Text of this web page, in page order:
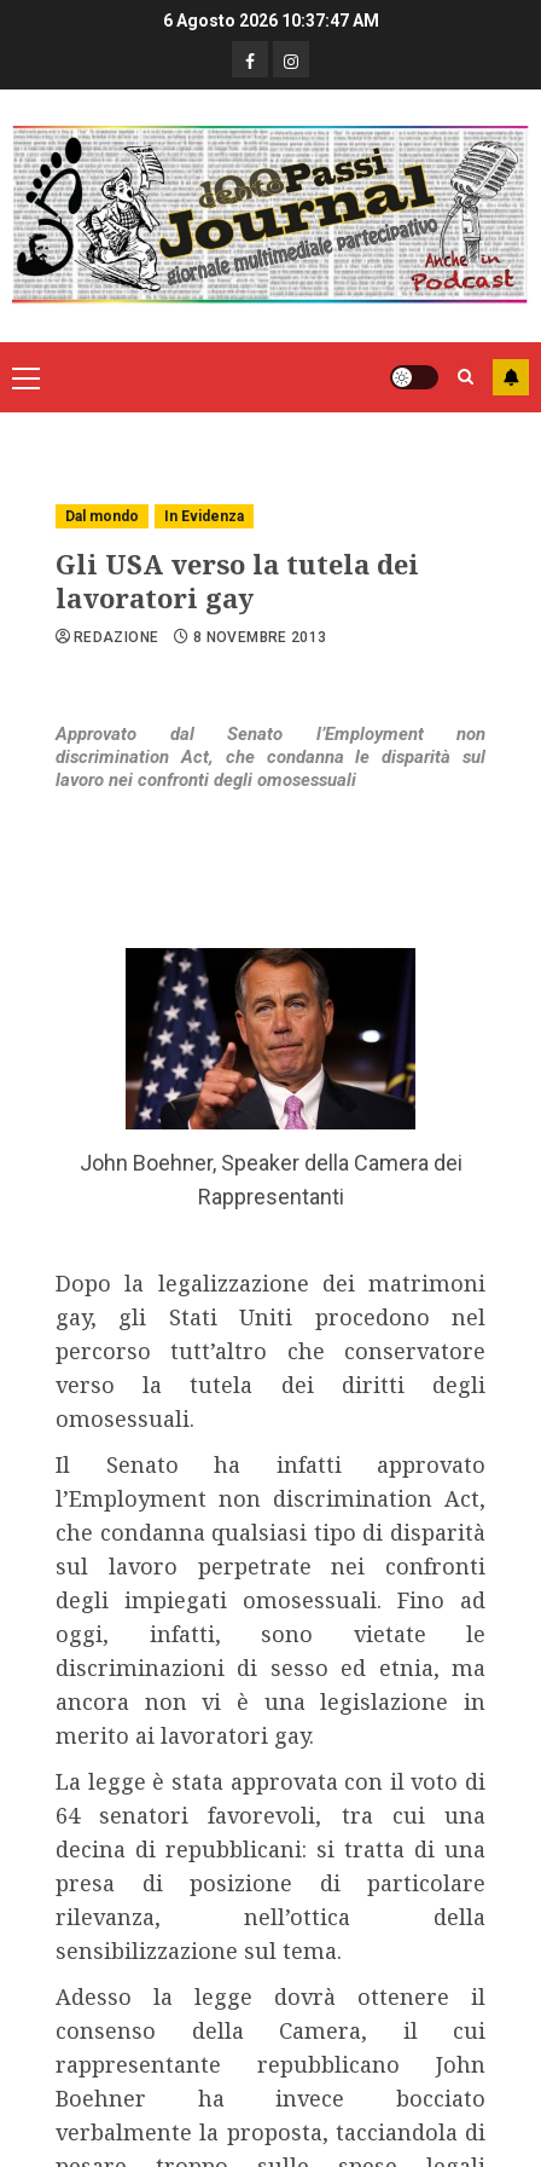
6 Agosto 2026 10:37:47 AM
Dal mondo In Evidenza
Gli USA verso la tutela dei
lavoratori gay
REDAZIONE 8 NOVEMBRE 2013
Approvato dal Senato l’Employment non
discrimination Act, che condanna le disparità sul
lavoro nei confronti degli omosessuali
John Boehner, Speaker della Camera dei
Rappresentanti
Dopo la legalizzazione dei matrimoni
gay, gli Stati Uniti procedono nel
percorso tutt’altro che conservatore
verso la tutela dei diritti degli
omosessuali.
Il Senato ha infatti approvato
l’Employment non discrimination Act,
che condanna qualsiasi tipo di disparità
sul lavoro perpetrate nei confronti
degli impiegati omosessuali. Fino ad
oggi, infatti, sono vietate le
discriminazioni di sesso ed etnia, ma
ancora non vi è una legislazione in
merito ai lavoratori gay.
La legge è stata approvata con il voto di
64 senatori favorevoli, tra cui una
decina di repubblicani: si tratta di una
presa di posizione di particolare
rilevanza, nell’ottica della
sensibilizzazione sul tema.
Adesso la legge dovrà ottenere il
consenso della Camera, il cui
rappresentante repubblicano John
Boehner ha invece bocciato
verbalmente la proposta, tacciandola di